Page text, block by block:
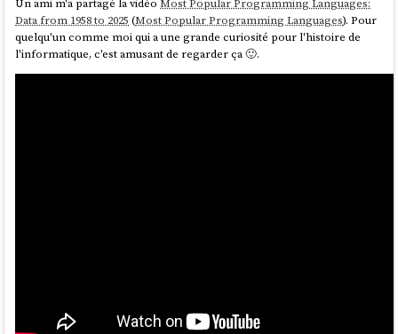
Un ami m'a partagé la vidéoMost Popular Programming Languages:
Data from 1958 to 2025 (Most Popular Programming Languages). Pour
quelqu'un comme moi qui a une grande curiosité pour l'histoire de
l'informatique, c'est amusant de regarder ça 🙂.